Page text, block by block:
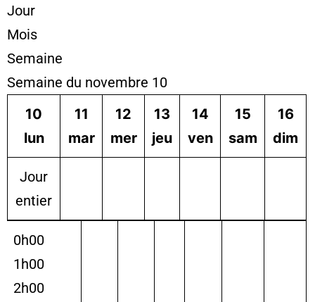
Jour
Mois
Semaine
Semaine du novembre 10
10
lun
11
mar
12
mer
13
jeu
14
ven
15
sam
16
dim
Jour
entier
0h00
1h00
2h00